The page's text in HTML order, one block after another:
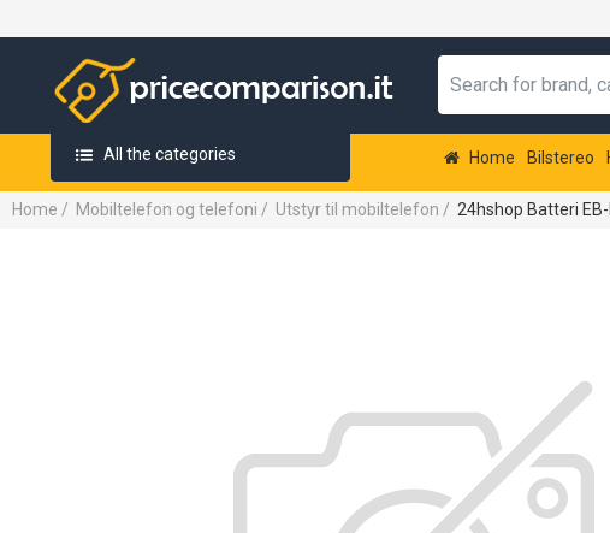
All the categories Home Bilstereo
Home / Mobiltelefon og telefoni / Utstyr til mobiltelefon / 24hshop Batteri